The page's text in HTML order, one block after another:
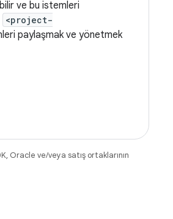
ve bu istemleri
<project-
paylaşmak ve yönetmek
Oracle ve/veya satış ortaklarının